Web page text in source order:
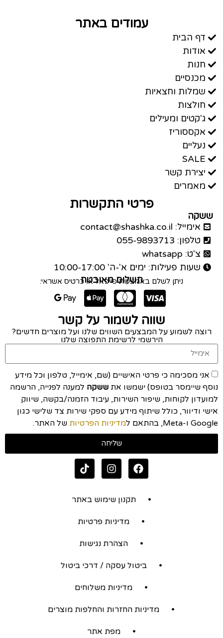
עמודים באתר
דף הבית
אודות
חנות
מכנסיים
שמלות וחצאיות
חולצות
ג'קטים ומעילים
אקססוריז
נעליים
SALE
יצירת קשר
מאמרים
פרטי התקשרות
ששקה
אימייל: contact@shashka.co.il
טלפון: 055-9893713
צ'ט: whatsapp
שעות פעילות: ימים א'-ה' 10:00-17:00
תשלום מאובטח
ניתן לשלם באמצעות פייפאל או כרטיס אשראי:
שווה לשמור על קשר
רוצה לשמוע על המבצעים השווים שלנו ועל מוצרים חדשים?
הירשמי לרשימת התפוצה שלנו
אני מסכימה כי פרטי האישיים (שם, אימייל, טלפון וכל מידע
נוסף שיימסר בטופס) ישמשו את ששקה למענה לפנייה, הרשמה
למועדון לקוחות, שיפור השירות, עיבוד הזמנה/בקשה, שיווק
אישי ודיוור, כולל שיתוף מידע עם ספקי שירות צד שלישי כגון
Google ו-Meta, בהתאם ל
מדיניות הפרטיות של האתר.
שליחה
תקנון שימוש באתר
מדיניות פרטיות
הצהרת נגישות
ביטול עסקה / דרכי ביטול
מדיניות משלוחים
מדיניות החזרות והחלפות מוצרים
מפת אתר